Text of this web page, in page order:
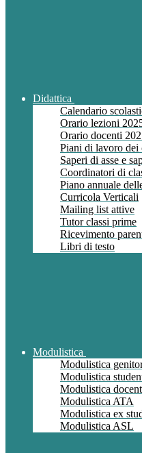
Didattica
Calendario
Orario lezioni
Orario docenti
Piani di lavoro dei
Saperi di asse e
Coordinatori di
Piano annuale
Curricola Verticali
Mailing list attive
Tutor classi prime
Ricevimento
Libri di testo
Modulistica
Modulistica
Modulistica
Modulistica
Modulistica ATA
Modulistica ex
Modulistica ASL